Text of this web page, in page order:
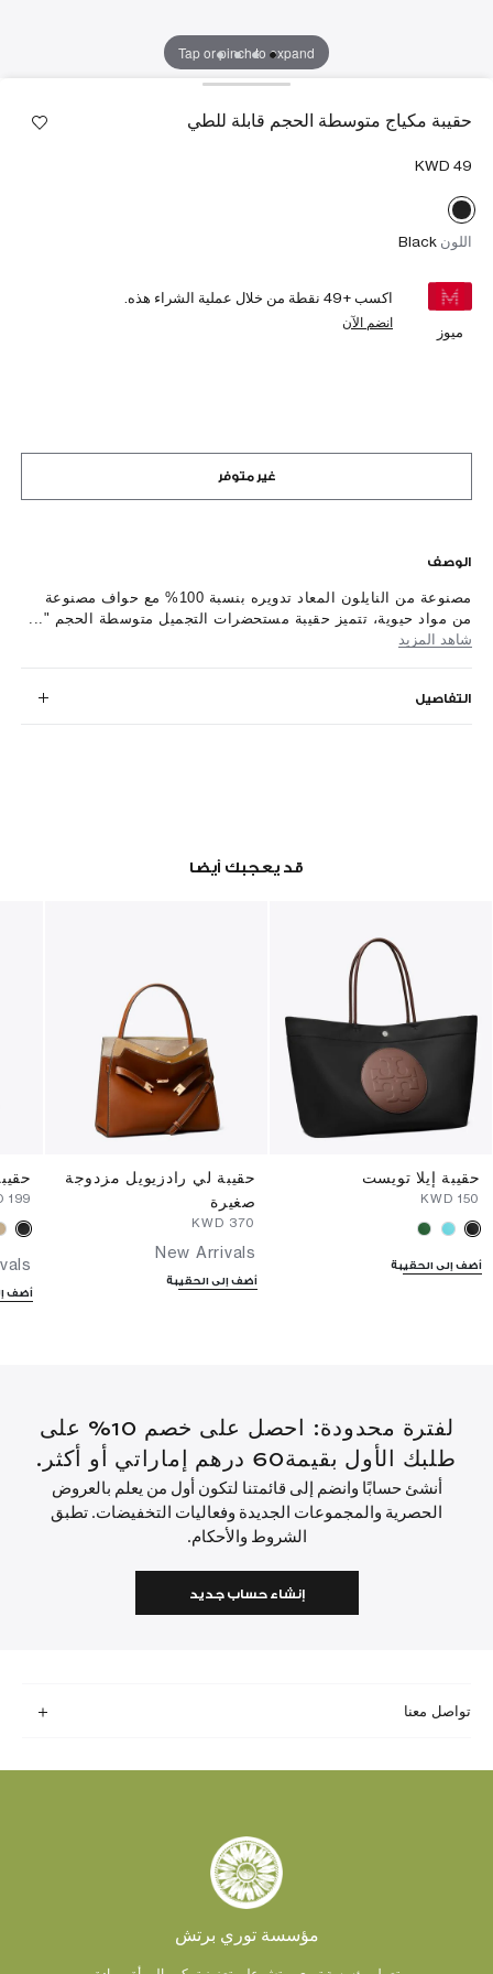
Tap or pinch to expand
حقيبة مكياج متوسطة الحجم قابلة للطي
اللون Black
ميوز
اكسب +49 نقطة من خلال عملية الشراء هذه.
انضم الآن
غير متوفر
الوصف
مصنوعة من النايلون المعاد تدويره بنسبة 100% مع حواف مصنوعة
من مواد حيوية، تتميز حقيبة مستحضرات التجميل متوسطة الحجم "...
شاهد المزيد
التفاصيل
قد يعجبك أيضا
حقيبة إيلا تويست
أضف إلى الحقيبة
حقيبة لي رادزيويل مزدوجة
صغيرة
New Arrivals
أضف إلى الحقيبة
أضف
لفترة محدودة: احصل على خصم 10% على
طلبك الأول بقيمة60 درهم إماراتي أو أكثر.
أنشئ حسابًا وانضم إلى قائمتنا لتكون أول من يعلم بالعروض
الحصرية والمجموعات الجديدة وفعاليات التخفيضات. تطبق
الشروط والأحكام.
إنشاء حساب جديد
تواصل معنا
مؤسسة توري برتش